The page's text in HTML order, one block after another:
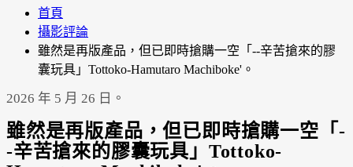
首頁
攝影評論
雖然是再版產品，但已即時搶購一空「--辛苦搶來的膠
囊玩具」Tottoko-Hamutaro Machiboke'。
2026 年 5 月 26 日。
雖然是再版產品，但已即時搶購一空「-
-辛苦搶來的膠囊玩具」Tottoko-